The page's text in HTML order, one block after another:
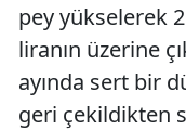
pey yükselerek
liranın üzerine
ayında sert bir
geri çekildikten